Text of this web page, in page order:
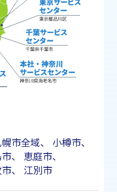
市全域、 小樽市、
、 恵庭市、
、 江別市